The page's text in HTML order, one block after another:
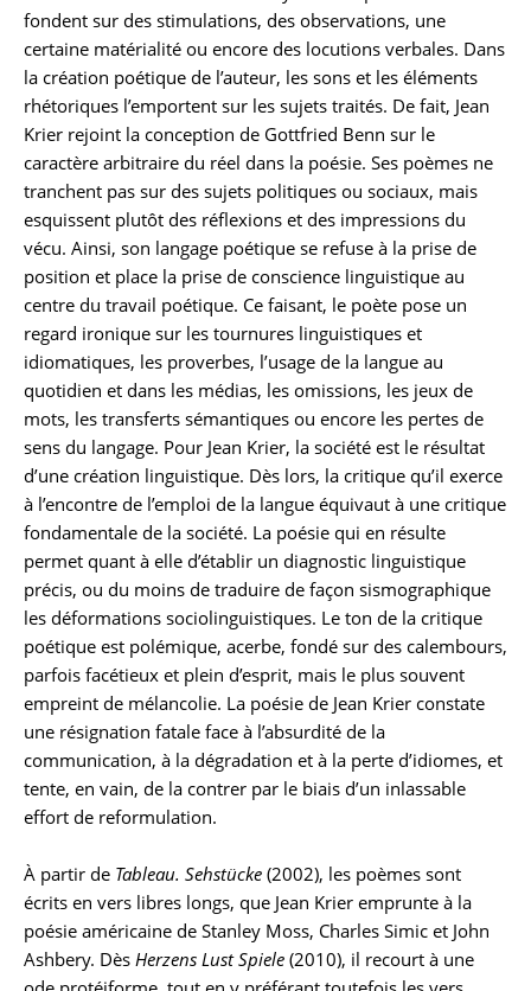
fondent sur des stimulations, des observations, une
certaine matérialité ou encore des locutions verbales. Dans
la création poétique de l’auteur, les sons et les éléments
rhétoriques l’emportent sur les sujets traités. De fait, Jean
Krier rejoint la conception de Gottfried Benn sur le
caractère arbitraire du réel dans la poésie. Ses poèmes ne
tranchent pas sur des sujets politiques ou sociaux, mais
esquissent plutôt des réflexions et des impressions du
vécu. Ainsi, son langage poétique se refuse à la prise de
position et place la prise de conscience linguistique au
centre du travail poétique. Ce faisant, le poète pose un
regard ironique sur les tournures linguistiques et
idiomatiques, les proverbes, l’usage de la langue au
quotidien et dans les médias, les omissions, les jeux de
mots, les transferts sémantiques ou encore les pertes de
sens du langage. Pour Jean Krier, la société est le résultat
d’une création linguistique. Dès lors, la critique qu’il exerce
à l’encontre de l’emploi de la langue équivaut à une critique
fondamentale de la société. La poésie qui en résulte
permet quant à elle d’établir un diagnostic linguistique
précis, ou du moins de traduire de façon sismographique
les déformations sociolinguistiques. Le ton de la critique
poétique est polémique, acerbe, fondé sur des calembours,
parfois facétieux et plein d’esprit, mais le plus souvent
empreint de mélancolie. La poésie de Jean Krier constate
une résignation fatale face à l’absurdité de la
communication, à la dégradation et à la perte d’idiomes, et
tente, en vain, de la contrer par le biais d’un inlassable
effort de reformulation.
À partir de Tableau. Sehstücke (2002), les poèmes sont
écrits en vers libres longs, que Jean Krier emprunte à la
poésie américaine de Stanley Moss, Charles Simic et John
Ashbery. Dès Herzens Lust Spiele (2010), il recourt à une